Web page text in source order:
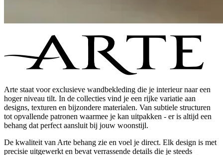
Arte staat voor exclusieve wandbekleding die je interieur naar een
hoger niveau tilt. In de collecties vind je een rijke variatie aan
designs, texturen en bijzondere materialen. Van subtiele structuren
tot opvallende patronen waarmee je kan uitpakken - er is altijd een
behang dat perfect aansluit bij jouw woonstijl.
De kwaliteit van Arte behang zie en voel je direct. Elk design is met
precisie uitgewerkt en bevat verrassende details die je steeds